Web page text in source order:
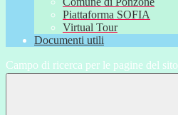
Piattaforma SOFIA
Virtual Tour
Documenti utili
Campo di ricerca per le pagine del sito